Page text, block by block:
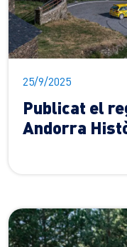
25/9/2025
Publicat el
Andorra